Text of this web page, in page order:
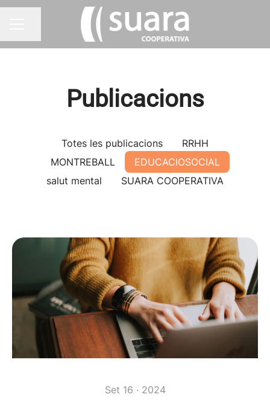
MENÚ BORSA DE TREBALL
Compartir pàgina
Publicacions
Totes les publicacions
RRHH
MONTREBALL
EDUCACIOSOCIAL
salut mental
SUARA COOPERATIVA
Set 16 · 2024